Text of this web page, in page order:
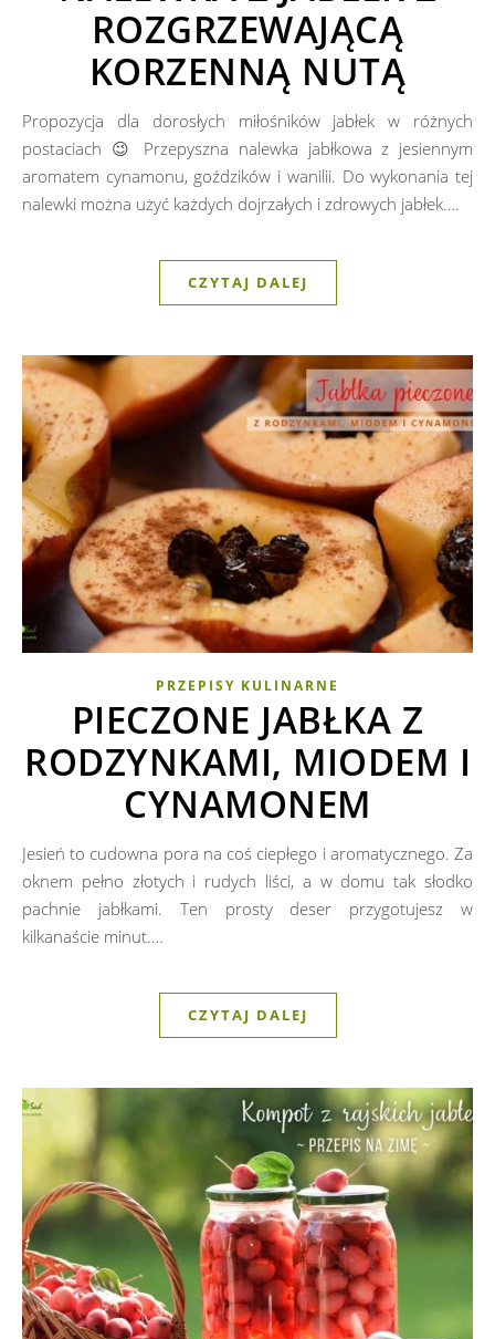
ROZGRZEWAJĄCĄ
KORZENNĄ NUTĄ
Propozycja dla dorosłych miłośników jabłek w różnych
postaciach 😉 Przepyszna nalewka jabłkowa z jesiennym
aromatem cynamonu, goździków i wanilii. Do wykonania tej
nalewki można użyć każdych dojrzałych i zdrowych jabłek.…
CZYTAJ DALEJ
PRZEPISY KULINARNE
PIECZONE JABŁKA Z
RODZYNKAMI, MIODEM I
CYNAMONEM
Jesień to cudowna pora na coś ciepłego i aromatycznego. Za
oknem pełno złotych i rudych liści, a w domu tak słodko
pachnie jabłkami. Ten prosty deser przygotujesz w
kilkanaście minut.…
CZYTAJ DALEJ